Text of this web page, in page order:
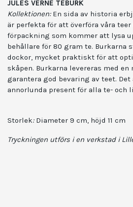
JULES VERNE TEBURK
Kollektionen:En sida av historia
är perfekta för att överföra våra
förpackning som kommer att lysa
behållare för 80 gram te. Burkarna
dockor, mycket praktiskt för att
skåpen. Burkarna levereras med
garantera god bevaring av teet.
annorlunda present för alla te- och
Storlek: Diameter 9 cm, höjd 11 cm
Tryckningen utförs i en verkstad i